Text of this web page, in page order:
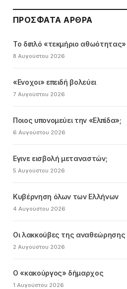
ΠΡΌΣΦΑΤΑ ΆΡΘΡΑ
Το διπλό «τεκμήριο αθωότητας»
8 Αυγούστου 2026
«Ενοχοι» επειδή βολεύει
7 Αυγούστου 2026
Ποιος υπονομεύει την «Ελπίδα»;
6 Αυγούστου 2026
Εγινε εισβολή μεταναστών;
5 Αυγούστου 2026
Κυβέρνηση όλων των Ελλήνων
4 Αυγούστου 2026
Οι λακκούβες της αναθεώρησης
2 Αυγούστου 2026
Ο «κακούργος» δήμαρχος
1 Αυγούστου 2026